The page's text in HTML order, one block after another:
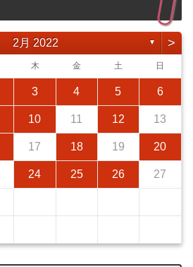
2月 2022 ▼ >
木 金 土 日
3 4 5 6
10 11 12 13
17 18 19 20
24 25 26 27